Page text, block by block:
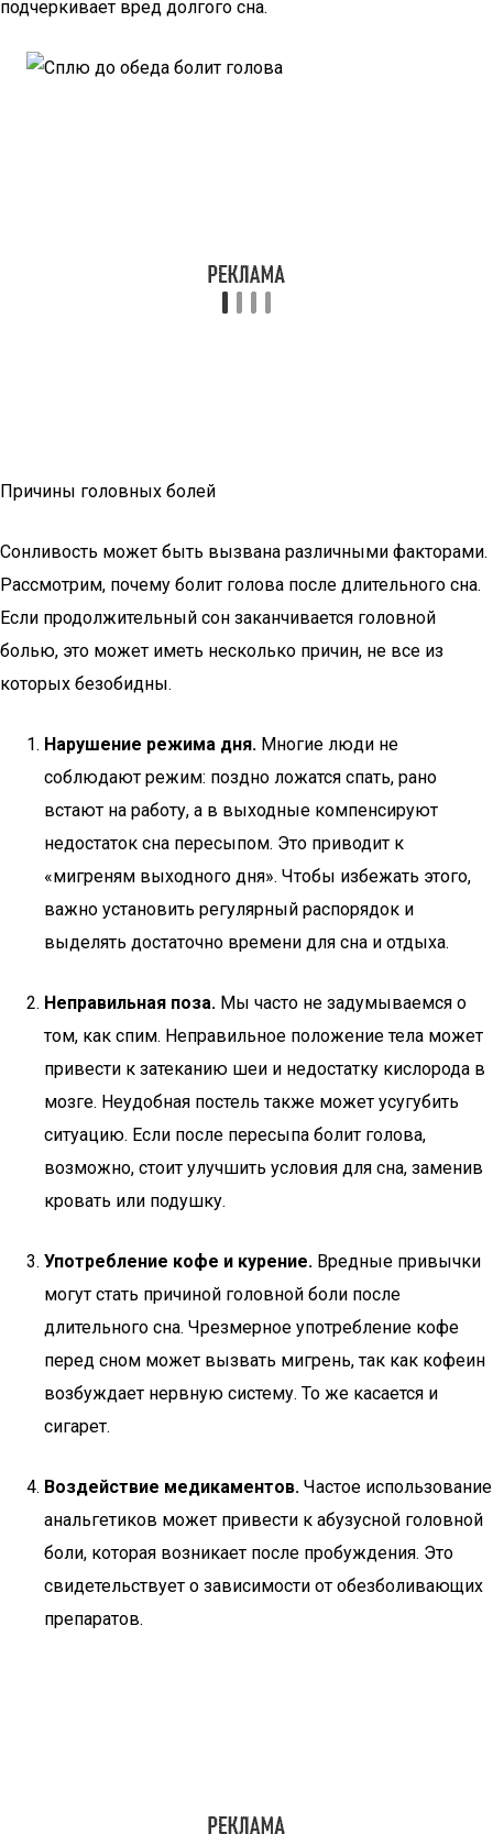
подчеркивает вред долгого сна.
Причины головных болей
Сонливость может быть вызвана различными факторами.
Рассмотрим, почему болит голова после длительного сна.
Если продолжительный сон заканчивается головной
болью, это может иметь несколько причин, не все из
которых безобидны.
Нарушение режима дня. Многие люди не
соблюдают режим: поздно ложатся спать, рано
встают на работу, а в выходные компенсируют
недостаток сна пересыпом. Это приводит к
«мигреням выходного дня». Чтобы избежать этого,
важно установить регулярный распорядок и
выделять достаточно времени для сна и отдыха.
Неправильная поза. Мы часто не задумываемся о
том, как спим. Неправильное положение тела может
привести к затеканию шеи и недостатку кислорода в
мозге. Неудобная постель также может усугубить
ситуацию. Если после пересыпа болит голова,
возможно, стоит улучшить условия для сна, заменив
кровать или подушку.
Употребление кофе и курение. Вредные привычки
могут стать причиной головной боли после
длительного сна. Чрезмерное употребление кофе
перед сном может вызвать мигрень, так как кофеин
возбуждает нервную систему. То же касается и
сигарет.
Воздействие медикаментов. Частое использование
анальгетиков может привести к абузусной головной
боли, которая возникает после пробуждения. Это
свидетельствует о зависимости от обезболивающих
препаратов.